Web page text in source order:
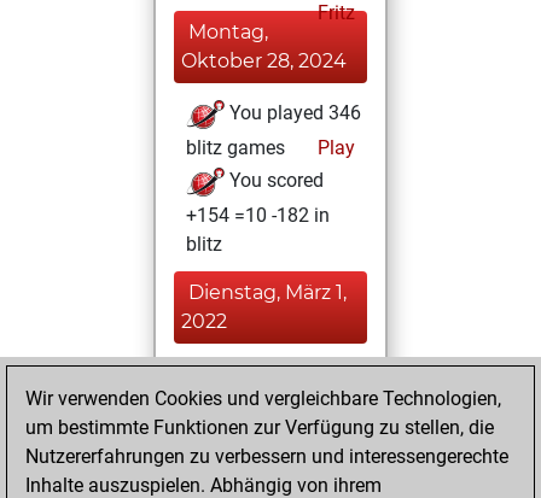
Fritz
Montag,
Oktober 28, 2024
You played 346
blitz games
Play
You scored
+154 =10 -182 in
blitz
Dienstag, März 1,
2022
You played 36
bullet games
Play
You scored +14
=1 -21 in bullet
Wir verwenden Cookies und vergleichbare Technologien,
um bestimmte Funktionen zur Verfügung zu stellen, die
Nutzererfahrungen zu verbessern und interessengerechte
Inhalte auszuspielen. Abhängig von ihrem